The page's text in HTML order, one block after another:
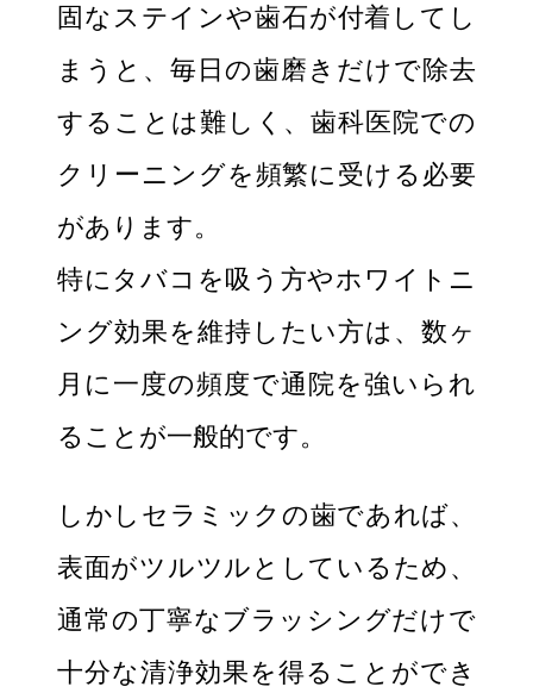
固なステインや歯石が付着してし
まうと、毎日の歯磨きだけで除去
することは難しく、歯科医院での
クリーニングを頻繁に受ける必要
があります。
特にタバコを吸う方やホワイトニ
ング効果を維持したい方は、数ヶ
月に一度の頻度で通院を強いられ
ることが一般的です。
しかしセラミックの歯であれば、
表面がツルツルとしているため、
通常の丁寧なブラッシングだけで
十分な清浄効果を得ることができ